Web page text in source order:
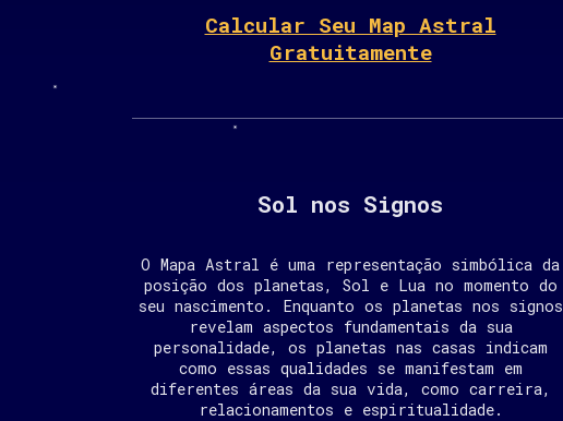
Calcular Seu Map Astral
Gratuitamente
Sol nos Signos
O Mapa Astral é uma representação simbólica da
posição dos planetas, Sol e Lua no momento do
seu nascimento. Enquanto os planetas nos signos
revelam aspectos fundamentais da sua
personalidade, os planetas nas casas indicam
como essas qualidades se manifestam em
diferentes áreas da sua vida, como carreira,
relacionamentos e espiritualidade.